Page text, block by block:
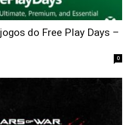
do Free Play Days –
0